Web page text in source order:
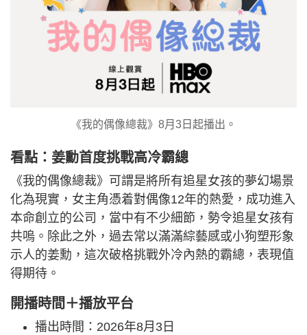
《我的偶像總裁》8月3日起播出。
看點：姜勳首度挑戰高冷霸總
《我的偶像總裁》可謂是將所有追星女孩的夢幻場景
化為現實，女主角憑着對偶像12年的熱愛，成功進入
本命創立的公司，當中有不少細節，勢令追星女孩有
共嗚。除此之外，過去常以滿滿綜藝感或小狗塑形象
示人的姜勳，這次破格挑戰外冷內熱的霸總，表現值
得期待。
開播時間＋播放平台
播出時間：2026年8月3日